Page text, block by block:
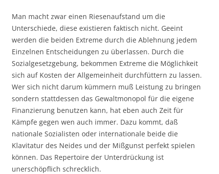
Man macht zwar einen Riesenaufstand um die
Unterschiede, diese existieren faktisch nicht. Geeint
werden die beiden Extreme durch die Ablehnung jedem
Einzelnen Entscheidungen zu überlassen. Durch die
Sozialgesetzgebung, bekommen Extreme die Möglichkeit
sich auf Kosten der Allgemeinheit durchfüttern zu lassen.
Wer sich nicht darum kümmern muß Leistung zu bringen
sondern stattdessen das Gewaltmonopol für die eigene
Finanzierung benutzen kann, hat eben auch Zeit für
Kämpfe gegen wen auch immer. Dazu kommt, daß
nationale Sozialisten oder internationale beide die
Klavitatur des Neides und der Mißgunst perfekt spielen
können. Das Repertoire der Unterdrückung ist
unerschöpflich schrecklich.